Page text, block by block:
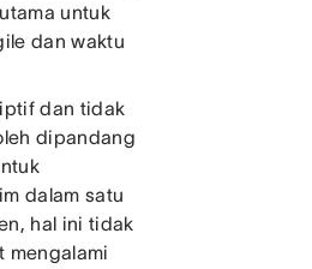
untuk
dan waktu
dan tidak
dipandang
dalam satu
hal ini tidak
mengalami